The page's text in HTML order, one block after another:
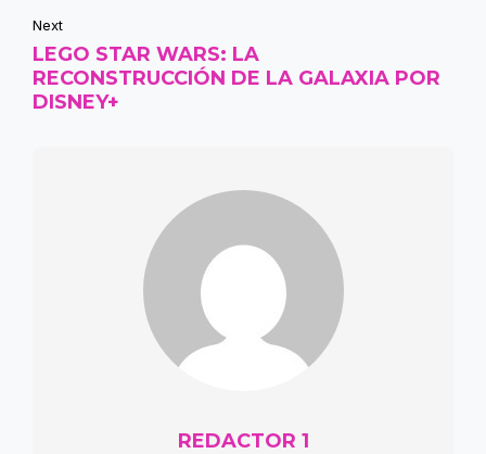
Next
LEGO STAR WARS: LA
RECONSTRUCCIÓN DE LA GALAXIA POR
DISNEY+
REDACTOR 1